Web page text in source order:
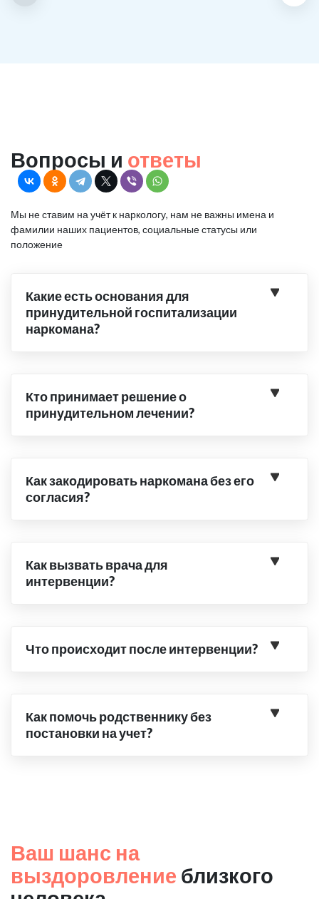
Вопросы и ответы
Мы не ставим на учёт к наркологу, нам не важны имена и
фамилии наших пациентов, социальные статусы или
положение
Какие есть основания для
принудительной госпитализации
наркомана?
Кто принимает решение о
принудительном лечении?
Как закодировать наркомана без его
согласия?
Как вызвать врача для
интервенции?
Что происходит после интервенции?
Как помочь родственнику без
постановки на учет?
Ваш шанс на
выздоровление близкого